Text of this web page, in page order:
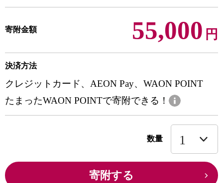
寄附金額 55,000 円
決済方法
クレジットカード、AEON Pay、WAON POINT
たまったWAON POINTで寄附できる！
数量
寄附する